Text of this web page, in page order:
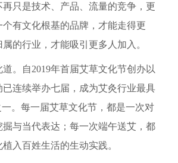
再只是技术、产品、流量的竞争，更
有文化根基的品牌，才能走得更
的行业，才能吸引更多人加入。
。自2019年首届艾草文化节创办以
连续举办七届，成为艾灸行业最具
。每一届艾草文化节，都是一次对
与当代表达；每一次端午送艾，都
入百姓生活的生动实践。